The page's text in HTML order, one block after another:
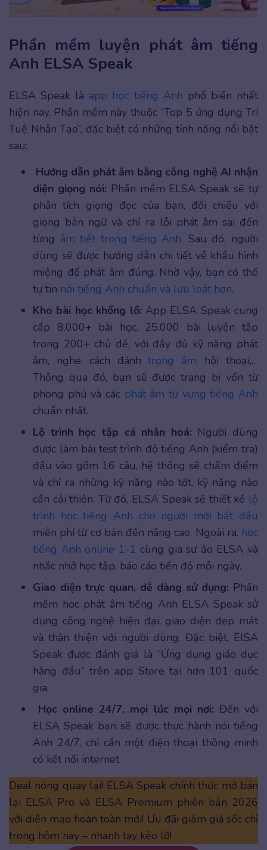
Phần mềm luyện phát âm tiếng
Anh ELSA Speak
ELSA Speak là app học tiếng Anh phổ biến nhất
hiện nay. Phần mềm này thuộc “Top 5 ứng dụng Trí
Tuệ Nhân Tạo”, đặc biệt có những tính năng nổi bật
sau:
Hướng dẫn phát âm bằng công nghệ AI nhận
diện giọng nói: Phần mềm ELSA Speak sẽ tự
phân tích giọng đọc của bạn, đối chiếu với
giọng bản ngữ và chỉ ra lỗi phát âm sai đến
từng âm tiết trong tiếng Anh. Sau đó, người
dùng sẽ được hướng dẫn chi tiết về khẩu hình
miệng để phát âm đúng. Nhờ vậy, bạn có thể
tự tin nói tiếng Anh chuẩn và lưu loát hơn.
Kho bài học khổng lồ: App ELSA Speak cung
cấp 8.000+ bài học, 25.000 bài luyện tập
trong 200+ chủ đề, với đầy đủ kỹ năng phát
âm, nghe, cách đánhtrọng âm, hội thoại,…
Thông qua đó, bạn sẽ được trang bị vốn từ
phong phú và các phát âm từ vựng tiếng Anh
chuẩn nhất.
Lộ trình học tập cá nhân hoá: Người dùng
được làm bài test trình độ tiếng Anh (kiểm tra)
đầu vào gồm 16 câu, hệ thống sẽ chấm điểm
và chỉ ra những kỹ năng nào tốt, kỹ năng nào
cần cải thiện. Từ đó, ELSA Speak sẽ thiết kế lộ
trình học tiếng Anh cho người mới bắt đầu
miễn phí từ cơ bản đến nâng cao. Ngoài ra, học
tiếng Anh online 1-1 cùng gia sư ảo ELSA và
nhắc nhở học tập, báo cáo tiến độ mỗi ngày.
Giao diện trực quan, dễ dàng sử dụng: Phần
mềm học phát âm tiếng Anh ELSA Speak sử
dụng công nghệ hiện đại, giao diện đẹp mắt
và thân thiện với người dùng. Đặc biệt, ElSA
Speak được đánh giá là “Ứng dụng giáo dục
hàng đầu” trên app Store tại hơn 101 quốc
gia.
Học online 24/7, mọi lúc mọi nơi: Đến với
ELSA Speak bạn sẽ được thực hành nói tiếng
Anh 24/7, chỉ cần một điện thoại thông minh
có kết nối internet.
Deal nóng quay lại! ELSA Speak chính thức mở bán
lại ELSA Pro và ELSA Premium phiên bản 2026
với diện mạo hoàn toàn mới! Ưu đãi giảm giá sốc chỉ
trong hôm nay – nhanh tay kẻo lỡ!